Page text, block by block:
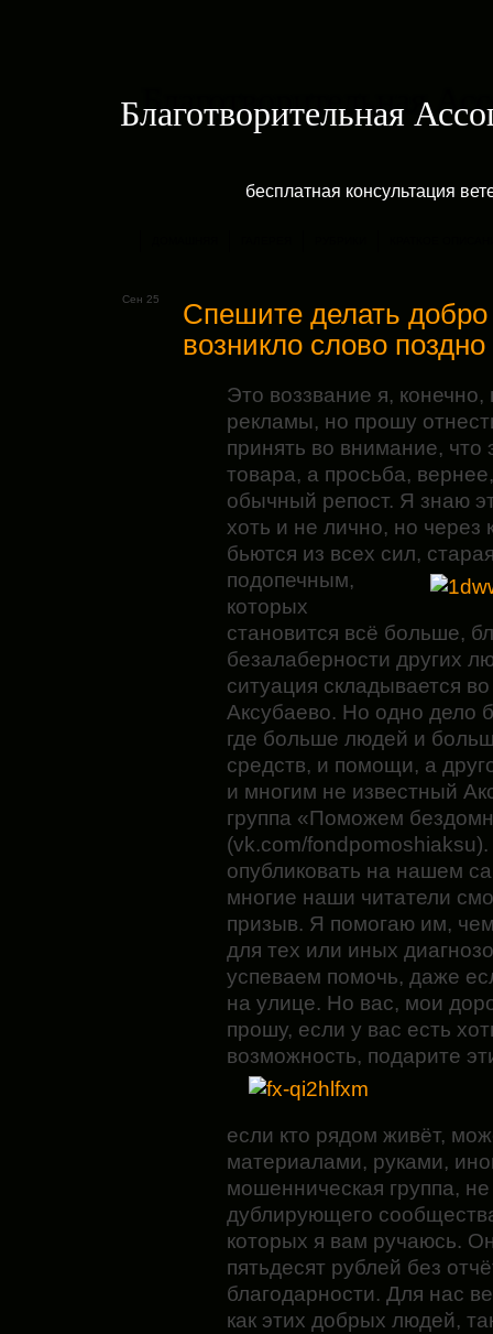
Благотворительная
бесплатная консультация
Сен 25
Спешите делать
возникло слово поздно
Это воззвание я,
рекламы, но прошу
принять во внимание, что
товара, а просьба,
обычный репост. Я знаю
хоть и не лично, но через
бьются из всех сил,
подопечным,
которых
становится всё больше,
безалаберности других
ситуация складывается
Аксубаево. Но одно дело
где больше людей и
средств, и помощи, а
и многим не известный
группа «Поможем
(vk.com/
опубликовать на нашем
многие наши читатели
призыв. Я помогаю им,
для тех или иных
успеваем помочь, даже
на улице. Но вас, мои
прошу, если у вас есть
возможность, подарите
если кто рядом живёт,
материалами, руками,
мошенническая группа,
дублирующего
которых я вам ручаюсь.
пятьдесят рублей без
благодарности. Для нас
как этих добрых людей,